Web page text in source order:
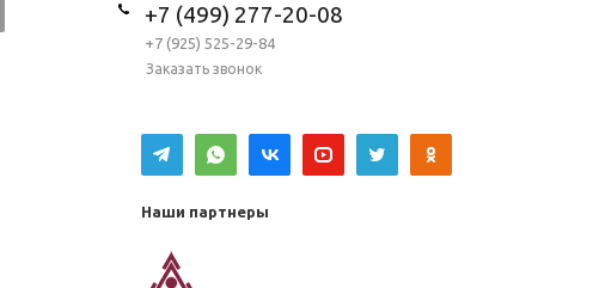
+7 (499) 277-20-08
+7 (925) 525-29-84
Заказать звонок
Наши партнеры